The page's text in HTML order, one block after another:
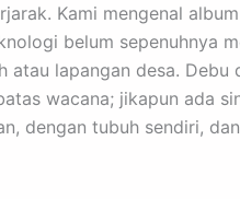
Kami mengenal
belum sepenuhnya
atau lapangan desa.
wacana; jikapun ada
dengan tubuh sendiri,